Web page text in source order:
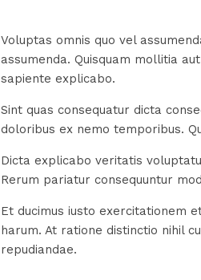
Voluptas omnis quo vel
assumenda. Quisquam mollitia
sapiente explicabo.
Sint quas consequatur dicta
doloribus ex nemo temporibus.
Dicta explicabo veritatis
Rerum pariatur consequuntur
Et ducimus iusto exercitationem
harum. At ratione distinctio nihil
repudiandae.